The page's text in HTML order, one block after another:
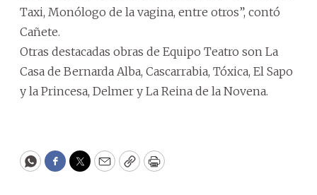
Taxi, Monólogo de la vagina, entre otros”, contó
Cañete.
Otras destacadas obras de Equipo Teatro son La
Casa de Bernarda Alba, Cascarrabia, Tóxica, El Sapo
y la Princesa, Delmer y La Reina de la Novena.
WhatsApp
Facebook
Twitter
EmailCopyPrint